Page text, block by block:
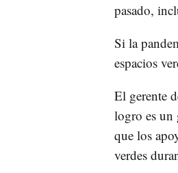
pasado,
Si la
espacios
El gerente
logro es un
que los
verdes